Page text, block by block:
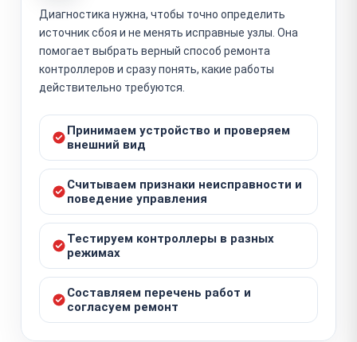
Диагностика нужна, чтобы точно определить
источник сбоя и не менять исправные узлы. Она
помогает выбрать верный способ ремонта
контроллеров и сразу понять, какие работы
действительно требуются.
Принимаем устройство и проверяем
внешний вид
Считываем признаки неисправности и
поведение управления
Тестируем контроллеры в разных
режимах
Составляем перечень работ и
согласуем ремонт